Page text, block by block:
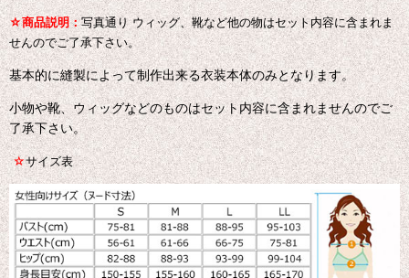
☆商品説明：写真通り ウィッグ、靴など他の物はセット内容に含まれま
せんのでご了承下さい。
基本的に縫製によって制作出来る衣装本体のみとなります。
小物や靴、ウィッグなどのものはセット内容に含まれませんのでご
了承下さい。
☆サイズ表